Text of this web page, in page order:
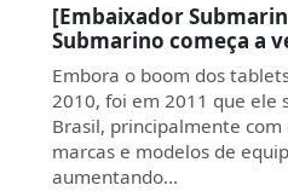
[Embaixador
Submarino começa a
Embora o boom dos
2010, foi em 2011 que ele
Brasil, principalmente
marcas e modelos de
aumentando…